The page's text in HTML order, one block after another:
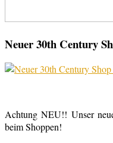
Neuer 30th Century
Achtung NEU!! Unser
beim Shoppen!